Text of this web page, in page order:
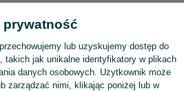
prywatność
lub uzyskujemy dostęp do
takich jak unikalne identyfikatory w plikach
danych osobowych. Użytkownik może
zarządzać nimi, klikając poniżej lub w